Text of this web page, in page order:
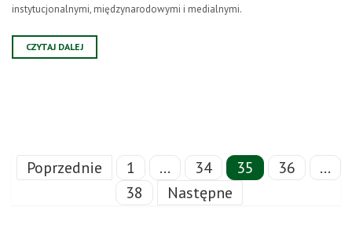
instytucjonalnymi, międzynarodowymi i medialnymi.
CZYTAJ DALEJ
Poprzednie 1 … 34 35 36
…
38
Następne